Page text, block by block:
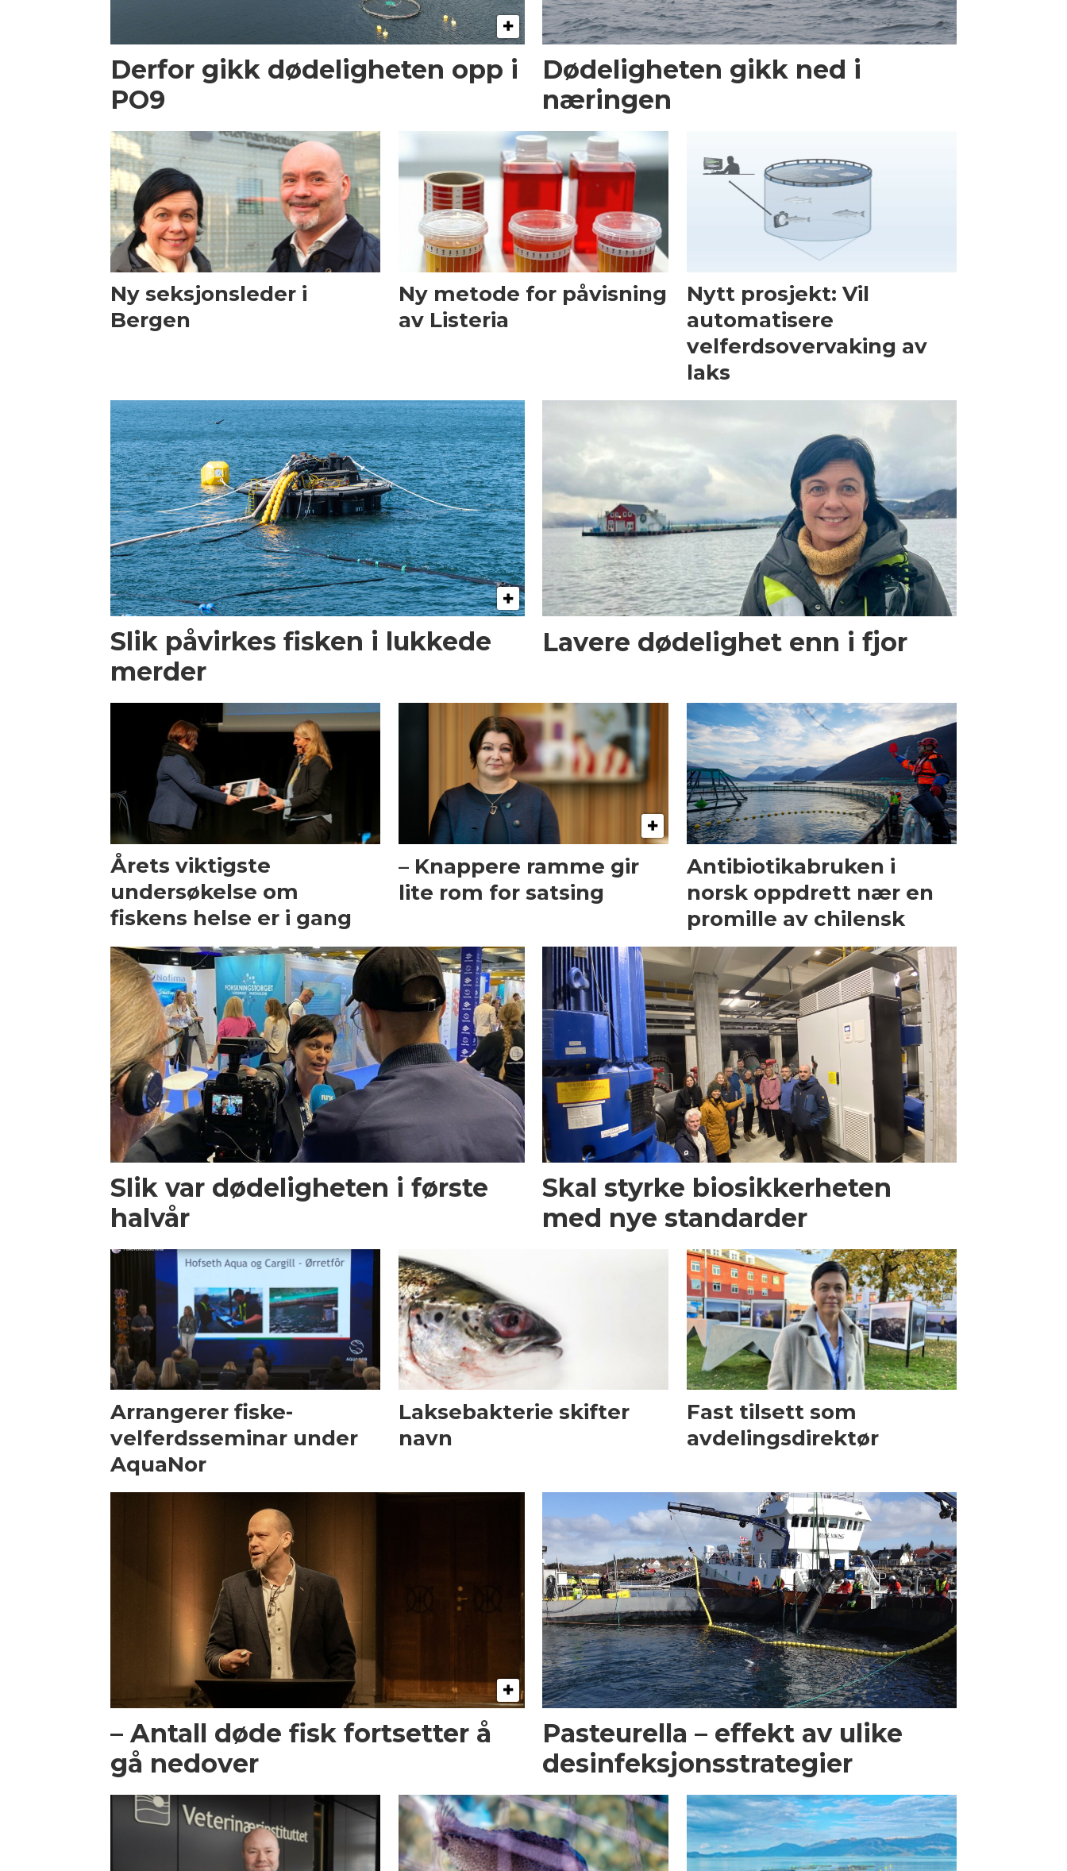
Derfor gikk dødeligheten opp i
PO9
Dødeligheten gikk ned i
næringen
Ny seksjonsleder i
Bergen
Ny metode for påvisning
av Listeria
Nytt prosjekt: Vil
automatisere
velferdsovervaking av
laks
Slik påvirkes fisken i lukkede
merder
Lavere dødelighet enn i fjor
Årets viktigste
undersøkelse om
fiskens helse er i gang
– Knappere ramme gir
lite rom for satsing
Antibiotikabruken i
norsk oppdrett nær en
promille av chilensk
Slik var dødeligheten i første
halvår
Skal styrke biosikkerheten
med nye standarder
Arrangerer fiske­
velferds­seminar under
AquaNor
Laksebakterie skifter
navn
Fast tilsett som
avdelingsdirektør
– Antall døde fisk fortsetter å
gå nedover
Pasteurella – effekt av ulike
desinfeksjonsstrategier